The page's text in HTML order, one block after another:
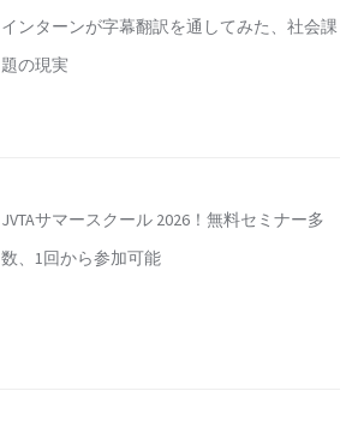
インターンが字幕翻訳を通してみた、社会課
題の現実
JVTAサマースクール 2026！無料セミナー多
数、1回から参加可能